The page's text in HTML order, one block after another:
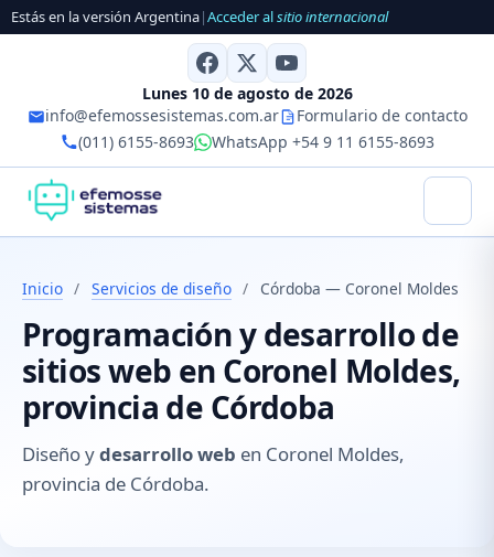
Estás en la versión Argentina|Acceder alsitio internacional
Lunes 10 de agosto de 2026
info@efemossesistemas.com.ar
Formulario de contacto
(011) 6155-8693
WhatsApp +54 9 11 6155-8693
Inicio / Servicios de diseño / Córdoba — Coronel Moldes
Programación y desarrollo de
sitios web en Coronel Moldes,
provincia de Córdoba
Diseño ydesarrollo web en Coronel Moldes,
provincia de Córdoba.